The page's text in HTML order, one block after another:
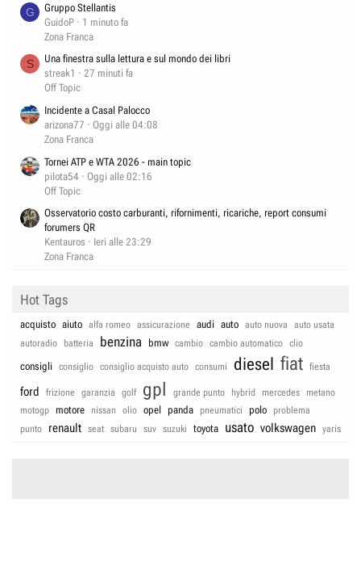
G
Gruppo Stellantis
GuidoP
1 minuto fa
Zona Franca
S
Una finestra sulla lettura e sul mondo dei libri
streak1
27 minuti fa
Off Topic
Incidente a Casal Palocco
arizona77
Oggi alle 04:08
Zona Franca
Tornei ATP e WTA 2026 - main topic
pilota54
Oggi alle 02:16
Off Topic
Osservatorio costo carburanti, rifornimenti, ricariche, report consumi
forumers QR
Kentauros
Ieri alle 23:29
Zona Franca
Hot Tags
acquisto aiuto alfa romeo assicurazione audi auto auto nuova
auto usata
autoradio
batteria benzina bmw cambio cambio automatico clio
consigli consiglio consiglio acquisto auto consumi diesel fiat fiesta
ford frizione garanzia golf gpl grande punto hybrid mercedes
metano
motogp
motore nissan olio opel panda pneumatici polo
problema
punto
renault seat subaru suv suzuki toyota usato volkswagen yaris